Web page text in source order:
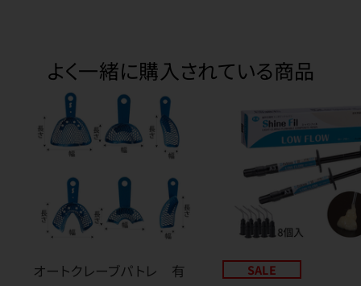
よく一緒に購入されている商品
オートクレーブパトレ 有
SALE